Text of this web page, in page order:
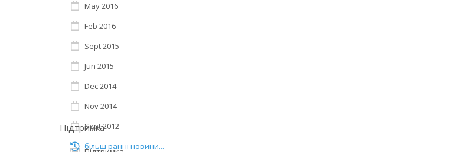
May 2016
Feb 2016
Sept 2015
Jun 2015
Dec 2014
Nov 2014
Sept 2012
більш ранні новини...
Підтримка